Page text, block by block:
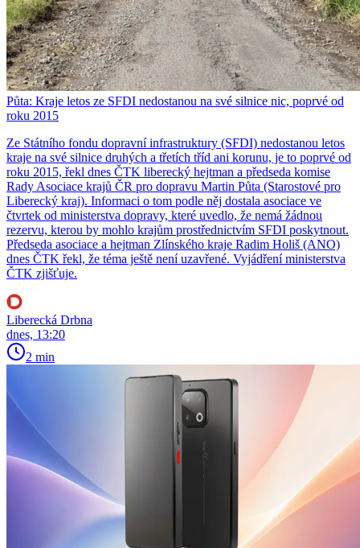
Půta: Kraje letos ze SFDI nedostanou na své silnice nic, poprvé od
roku 2015
Ze Státního fondu dopravní infrastruktury (SFDI) nedostanou letos
kraje na své silnice druhých a třetích tříd ani korunu, je to poprvé od
roku 2015, řekl dnes ČTK liberecký hejtman a předseda komise
Rady Asociace krajů ČR pro dopravu Martin Půta (Starostové pro
Liberecký kraj). Informaci o tom podle něj dostala asociace ve
čtvrtek od ministerstva dopravy, které uvedlo, že nemá žádnou
rezervu, kterou by mohlo krajům prostřednictvím SFDI poskytnout.
Předseda asociace a hejtman Zlínského kraje Radim Holiš (ANO)
dnes ČTK řekl, že téma ještě není uzavřené. Vyjádření ministerstva
ČTK zjišťuje.
Liberecká Drbna
dnes, 13:20
2 min